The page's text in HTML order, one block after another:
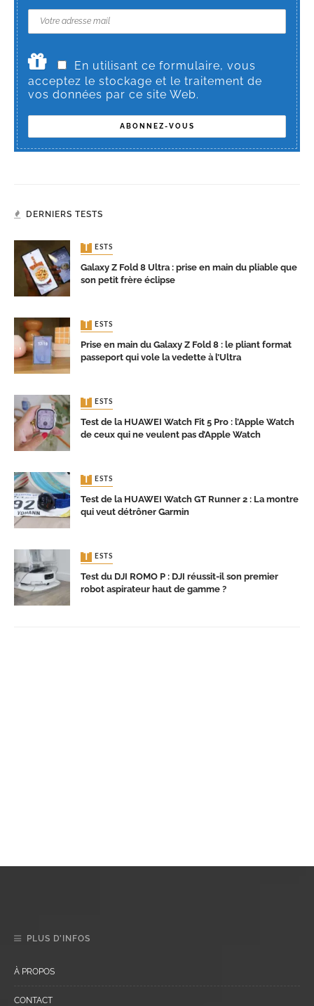
En utilisant ce formulaire, vous
acceptez le stockage et le traitement de
vos données par ce site Web.
DERNIERS TESTS
TESTS
Galaxy Z Fold 8 Ultra : prise en main du pliable que
son petit frère éclipse
TESTS
Prise en main du Galaxy Z Fold 8 : le pliant format
passeport qui vole la vedette à l’Ultra
TESTS
Test de la HUAWEI Watch Fit 5 Pro : l’Apple Watch
de ceux qui ne veulent pas d’Apple Watch
TESTS
Test de la HUAWEI Watch GT Runner 2 : La montre
qui veut détrôner Garmin
TESTS
Test du DJI ROMO P : DJI réussit-il son premier
robot aspirateur haut de gamme ?
PLUS D’INFOS
À PROPOS
CONTACT